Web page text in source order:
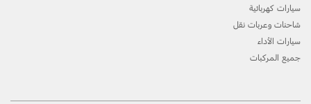
سيارات كهربائية
شاحنات وعربات نقل
سيارات الأداء
جميع المركبات